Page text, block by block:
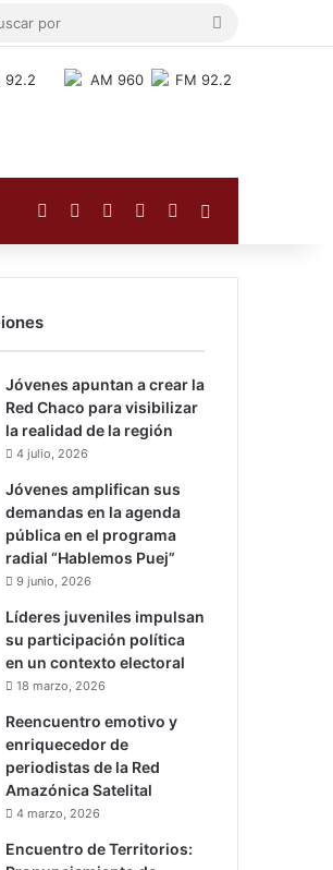
al azar
skin
Facebook YouTubeInstagram
TikTok
Jóvenes apuntan a crear la
Red Chaco para visibilizar
la realidad de la región
4 julio, 2026
Jóvenes amplifican sus
demandas en la agenda
pública en el programa
radial “Hablemos Puej”
9 junio, 2026
Líderes juveniles impulsan
su participación política
en un contexto electoral
18 marzo, 2026
Reencuentro emotivo y
enriquecedor de
periodistas de la Red
Amazónica Satelital
4 marzo, 2026
Encuentro de Territorios: